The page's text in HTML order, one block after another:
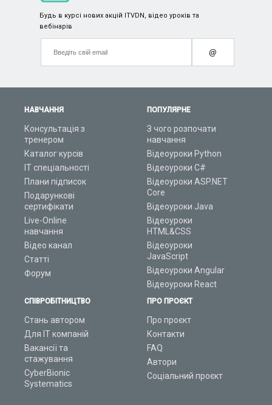
НАВЧАННЯ
Консультація з
тренером
Каталог курсів
ІТ спеціальності
Плани підписок
Подарункові
сертифікати
Live-Online
навчання
Відео канал
Статті
Форум
ПОПУЛЯРНЕ
З чого розпочати
навчання
Відеоуроки Python
Відеоуроки C#
Відеоуроки ASP.NET
Core
Відеоуроки Java
Відеоуроки
HTML&CSS
Відеоуроки
JavaScript
Відеоуроки Angular
Відеоуроки React
СПІВРОБІТНИЦТВО
Стань автором
Для ІТ компаній
Вакансії та
стажування
CyberBionic
Systematics
ПРО ПРОЄКТ
Про проєкт
Контакти
FAQ
Автори
Соціальний проєкт
Будь в курсі нових акцій ITVDN, відео уроків та
вебінарів
@